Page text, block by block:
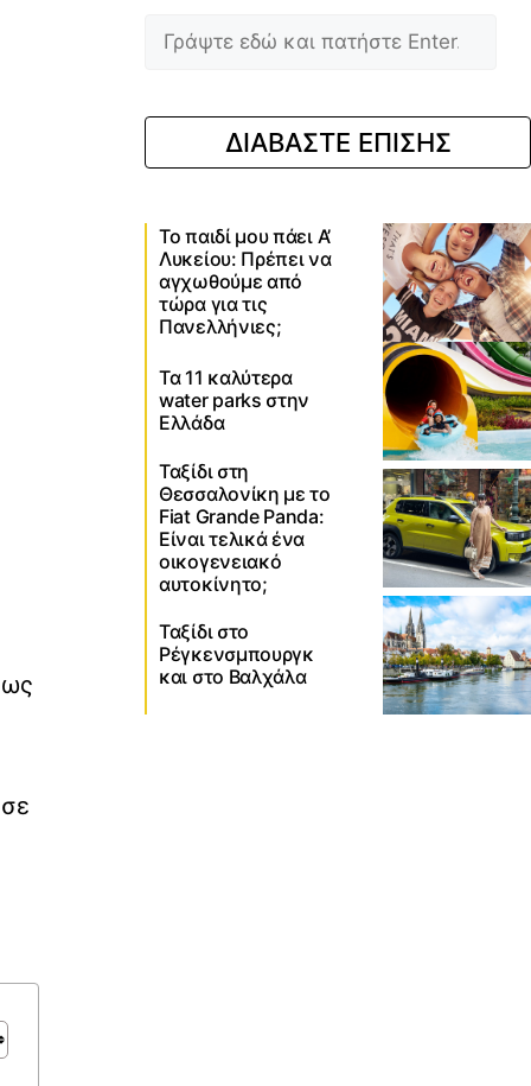
ΔΙΑΒΑΣΤΕ ΕΠΙΣΗΣ
Το παιδί μου πάει Α’
Λυκείου: Πρέπει να
αγχωθούμε από
τώρα για τις
Πανελλήνιες;
Τα 11 καλύτερα
water parks στην
Ελλάδα
Ταξίδι στη
Θεσσαλονίκη με το
Fiat Grande Panda:
Είναι τελικά ένα
οικογενειακό
αυτοκίνητο;
Ταξίδι στο
Ρέγκενσμπουργκ
και στο Βαλχάλα